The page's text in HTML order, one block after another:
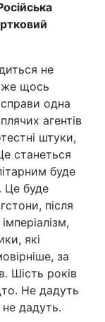
не
щось
одна
агентів
штуки,
станеться
буде
Це буде
після
які
за
Шість років
Не дадуть
дадуть.